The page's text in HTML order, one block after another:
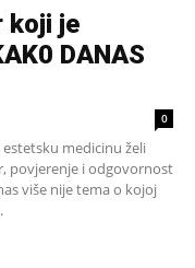
koji je
DANAS
0
medicinu želi
povjerenje i odgovornost
više nije tema o kojoj